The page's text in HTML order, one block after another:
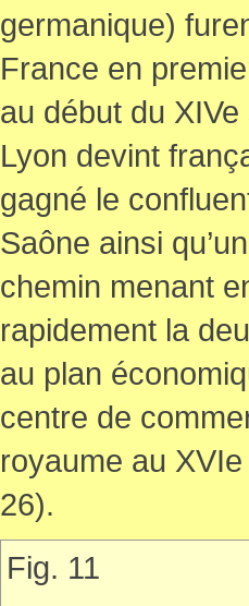
germanique)
France en
au début du XIVe
Lyon devint
gagné le
Saône ainsi
chemin menant
rapidement la
au plan
centre de
royaume au
26).
Fig. 11